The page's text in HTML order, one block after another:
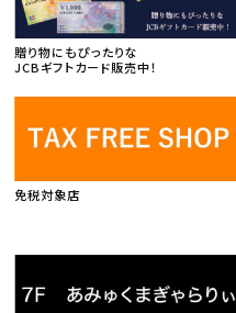
贈り物にもぴったりな
JCBギフトカード販売中！
免税対象店